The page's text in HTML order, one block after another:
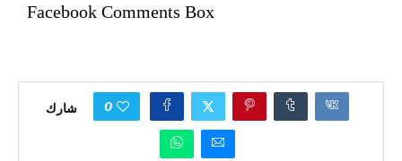
Facebook Comments Box
شارك 0